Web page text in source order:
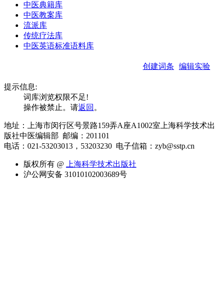
中医典籍库
中医教案库
流派库
传统疗法库
中医英语标准语料库
创建词条 编辑实验
提示信息:
词库浏览权限不足!
操作被禁止。请返回 。
地址：上海市闵行区号景路159弄A座A1002室上海科学技术出
版社中医编辑部 邮编：201101
电话：021-53203013，53203230 电子信箱：zyb@sstp.cn
版权所有 @
上海科学技术出版社
沪公网安备 31010102003689号